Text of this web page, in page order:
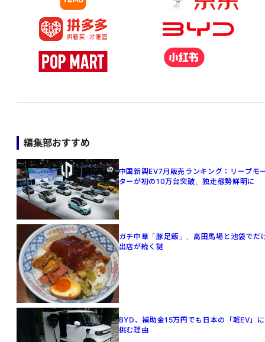
編集部おすすめ
中国新興EV7月販売ランキング：リープモ
ターが初の10万台突破、独走態勢鮮明に
ガチ中華「豚足飯」、高田馬場と池袋でだ
出店が続く謎
BYD、補助金15万円でも日本の「軽EV」に
挑む理由